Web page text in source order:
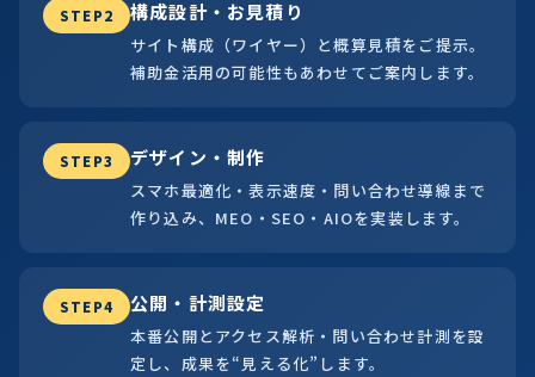
STEP2 構成設計・お見積り
サイト構成（ワイヤー）と概算見積をご提示。
補助金活用の可能性もあわせてご案内します。
STEP3 デザイン・制作
スマホ最適化・表示速度・問い合わせ導線まで
作り込み、MEO・SEO・AIOを実装します。
STEP4 公開・計測設定
本番公開とアクセス解析・問い合わせ計測を設
定し、成果を“見える化”します。